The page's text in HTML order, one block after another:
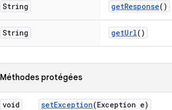
String getResponse()
String getUrl()
Méthodes protégées
void setException(Exception e)